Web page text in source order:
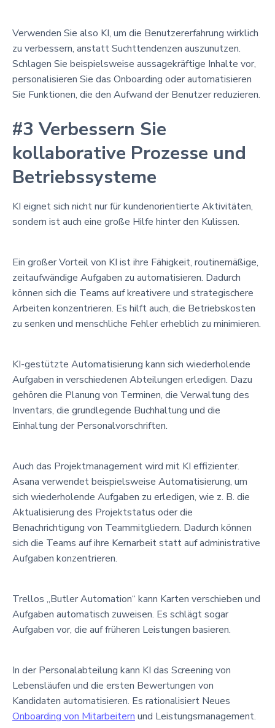
Verwenden Sie also KI, um die Benutzererfahrung wirklich
zu verbessern, anstatt Suchttendenzen auszunutzen.
Schlagen Sie beispielsweise aussagekräftige Inhalte vor,
personalisieren Sie das Onboarding oder automatisieren
Sie Funktionen, die den Aufwand der Benutzer reduzieren.
#3 Verbessern Sie
kollaborative Prozesse und
Betriebssysteme
KI eignet sich nicht nur für kundenorientierte Aktivitäten,
sondern ist auch eine große Hilfe hinter den Kulissen.
Ein großer Vorteil von KI ist ihre Fähigkeit, routinemäßige,
zeitaufwändige Aufgaben zu automatisieren. Dadurch
können sich die Teams auf kreativere und strategischere
Arbeiten konzentrieren. Es hilft auch, die Betriebskosten
zu senken und menschliche Fehler erheblich zu minimieren.
KI-gestützte Automatisierung kann sich wiederholende
Aufgaben in verschiedenen Abteilungen erledigen. Dazu
gehören die Planung von Terminen, die Verwaltung des
Inventars, die grundlegende Buchhaltung und die
Einhaltung der Personalvorschriften.
Auch das Projektmanagement wird mit KI effizienter.
Asana verwendet beispielsweise Automatisierung, um
sich wiederholende Aufgaben zu erledigen, wie z. B. die
Aktualisierung des Projektstatus oder die
Benachrichtigung von Teammitgliedern. Dadurch können
sich die Teams auf ihre Kernarbeit statt auf administrative
Aufgaben konzentrieren.
Trellos „Butler Automation“ kann Karten verschieben und
Aufgaben automatisch zuweisen. Es schlägt sogar
Aufgaben vor, die auf früheren Leistungen basieren.
In der Personalabteilung kann KI das Screening von
Lebensläufen und die ersten Bewertungen von
Kandidaten automatisieren. Es rationalisiert Neues
Onboarding von Mitarbeitern und Leistungsmanagement.